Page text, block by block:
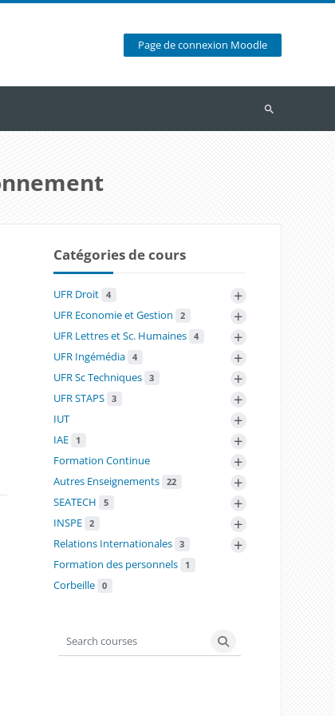
Page de connexion Moodle
Recherche
Catégories de cours
UFR Droit 4 +
UFR Economie et Gestion 2 +
UFR Lettres et Sc. Humaines 4 +
UFR Ingémédia 4 +
UFR Sc Techniques 3 +
UFR STAPS 3 +
IUT +
IAE 1 +
Formation Continue +
Autres Enseignements 22 +
SEATECH 5 +
INSPE 2 +
Relations Internationales 3 +
Formation des personnels 1
Corbeille 0
Search courses
Search courses